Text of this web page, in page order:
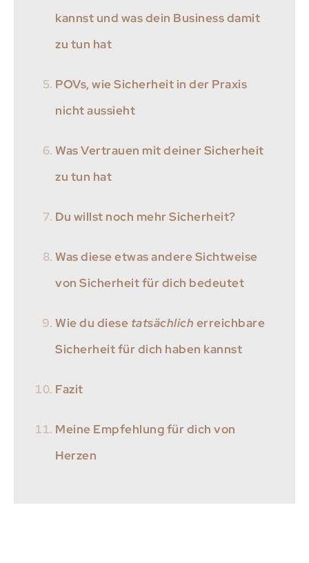
kannst und was dein Business damit
zu tun hat
POVs, wie Sicherheit in der Praxis
nicht aussieht
Was Vertrauen mit deiner Sicherheit
zu tun hat
Du willst noch mehr Sicherheit?
Was diese etwas andere Sichtweise
von Sicherheit für dich bedeutet
Wie du diese tatsächlich erreichbare
Sicherheit für dich haben kannst
Fazit
Meine Empfehlung für dich von
Herzen